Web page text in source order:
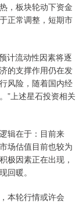
，板块轮动下资金
正常调整，短期市
计流动性因素将逐
的支撑作用仍在发
风险，随着国内经
”上述星石投资相关
辑在于：目前来
场估值目前也较为
极因素正在出现，
回暖。
本轮行情或许会